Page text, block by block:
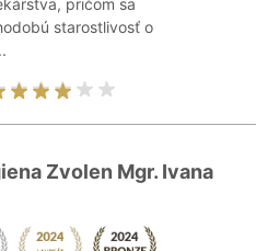
pričom sa
starostlivosť o
Zvolen Mgr. Ivana